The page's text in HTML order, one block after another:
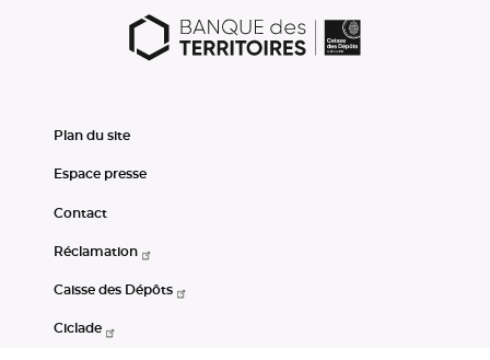
Plan du site
Espace presse
Contact
Réclamation
Caisse des Dépôts
Ciclade